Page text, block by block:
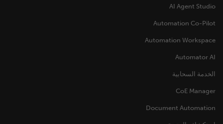
AI Agent Studio
Automation Co-Pilot
Automation Workspace
Automator AI
الخدمة السحابية
CoE Manager
Document Automation